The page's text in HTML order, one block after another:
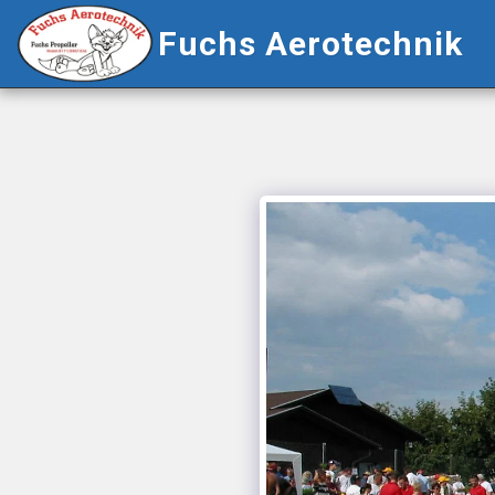
Fuchs Aerotechnik